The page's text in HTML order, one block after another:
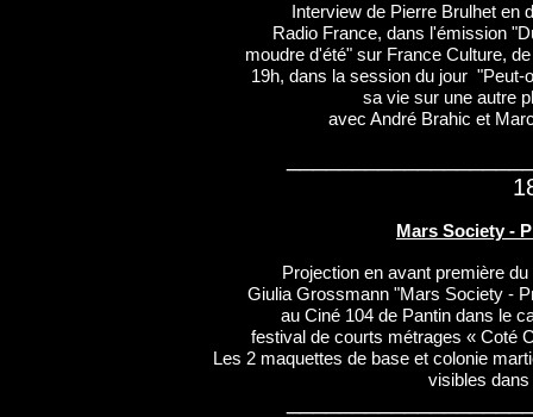
Interview de Pierre Brulhet en
Radio France, dans l'émission
moudre d'été" sur France Culture,
19h, dans la session du jour "Peut-
sa vie sur une autre
avec André Brahic et
Mars Society -
Projection en avant première du
Giulia Grossmann "Mars Society -
au Ciné 104 de Pantin dans le
festival de courts métrages « Coté
Les 2 maquettes de base et colonie
visibles dans